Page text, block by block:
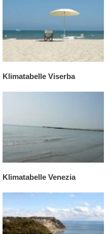
Klimatabelle Viserba
Klimatabelle Venezia